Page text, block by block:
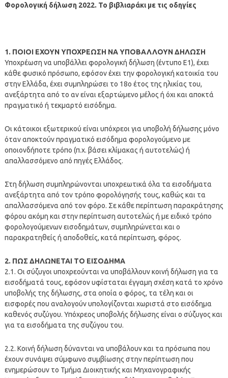
Φορολογική δήλωση 2022. Το βιβλιαράκι με τις οδηγίες
1. ΠΟΙΟΙ ΕΧΟΥΝ ΥΠΟΧΡΕΩΣΗ ΝΑ ΥΠΟΒΑΛΛΟΥΝ ΔΗΛΩΣΗ
Υποχρέωση να υποβάλλει φορολογική δήλωση (έντυπο Ε1), έχει
κάθε φυσικό πρόσωπο, εφόσον έχει την φορολογική κατοικία του
στην Ελλάδα, έχει συμπληρώσει το 18ο έτος της ηλικίας του,
ανεξάρτητα από το αν είναι εξαρτώμενο μέλος ή όχι και αποκτά
πραγματικό ή τεκμαρτό εισόδημα.
Οι κάτοικοι εξωτερικού είναι υπόχρεοι για υποβολή δήλωσης μόνο
όταν αποκτούν πραγματικό εισόδημα φορολογούμενο με
οποιονδήποτε τρόπο (π.χ. βάσει κλίμακας ή αυτοτελώς) ή
απαλλασσόμενο από πηγές Ελλάδος.
Στη δήλωση συμπληρώνονται υποχρεωτικά όλα τα εισοδήματα
ανεξάρτητα από τον τρόπο φορολόγησής τους, καθώς και τα
απαλλασσόμενα από τον φόρο. Σε κάθε περίπτωση παρακράτησης
φόρου ακόμη και στην περίπτωση αυτοτελώς ή με ειδικό τρόπο
φορολογούμενων εισοδημάτων, συμπληρώνεται και ο
παρακρατηθείς ή αποδοθείς, κατά περίπτωση, φόρος.
2. ΠΩΣ ΔΗΛΩΝΕΤΑΙ TO ΕΙΣΟΔΗΜΑ
2.1. Οι σύζυγοι υποχρεούνται να υποβάλλουν κοινή δήλωση για τα
εισοδήματά τους, εφόσον υφίσταται έγγαμη σχέση κατά το χρόνο
υποβολής της δήλωσης, στα οποία ο φόρος, τα τέλη και οι
εισφορές που αναλογούν υπολογίζονται χωριστά στο εισόδημα
καθενός συζύγου. Υπόχρεος υποβολής δήλωσης είναι ο σύζυγος και
για τα εισοδήματα της συζύγου του.
2.2. Κοινή δήλωση δύνανται να υποβάλουν και τα πρόσωπα που
έχουν συνάψει σύμφωνο συμβίωσης στην περίπτωση που
ενημερώσουν το Τμήμα Διοικητικής και Μηχανογραφικής